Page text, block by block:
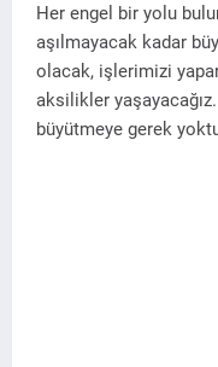
Her engel bir yolu
aşılmayacak kadar
olacak, işlerimizi
aksilikler
büyütmeye gerek